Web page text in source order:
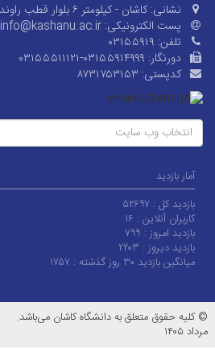
نشانی: کاشان - کیلومتر ۶ بلوار قطب راوندی
پست الکترونیکی: info@kashanu.ac.ir
تلفن: ۰۳۱۵۵۹۱۹
دورنگار: ۰۳۱۵۵۵۱۱۱۲۱-۰۳۱۵۵۹۱۴۹۹۹
کدپستی: ۸۷۳۱۷۵۳۱۵۳
انتخاب وب سایت
آمار بازدید
بازدید کل : ۵۲۶۹۷
کاربران آنلاین : ۱۶
بازدید امروز : ۷۹۹
بازدید دیروز : ۲۲۰۳
میانگین بازدید ۳۰ روز گذشته :
۱۷۵۷
© کلیه حقوق متعلق به دانشگاه کاشان می‌باشد.
مرداد ۱۴۰۵